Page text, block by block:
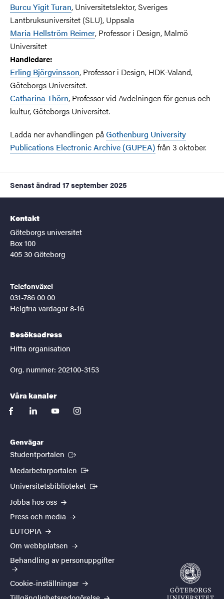
Burcu Yigit Turan, Universitetslektor, Sveriges
Lantbruksuniversitet (SLU), Uppsala
Maria Hellström Reimer, Professor i Design, Malmö
Universitet
Handledare:
Erling Björgvinsson, Professor i Design, HDK-Valand,
Göteborgs Universitet.
Catharina Thörn, Professor vid Avdelningen för genus och
kultur, Göteborgs Universitet.
Ladda ner avhandlingen på Gothenburg University
Publications Electronic Archive (GUPEA) från 3 oktober.
Senast ändrad 17 september 2025
Kontakt
Göteborgs universitet
Box 100
405 30 Göteborg
Telefonväxel
031-786 00 00
Helgfria vardagar 8-16
Besöksadress
Hitta organisation
Org. nummer: 202100-3153
Våra kanaler
facebooklinkedinyoutubeinstagram
Genvägar
Studentportalen (Extern länk)
Medarbetarportalen (Extern länk)
Universitetsbiblioteket (Extern länk)
Jobba hos oss
Press och media
EUTOPIA
Om webbplatsen
Behandling av personuppgifter
Cookie-inställningar